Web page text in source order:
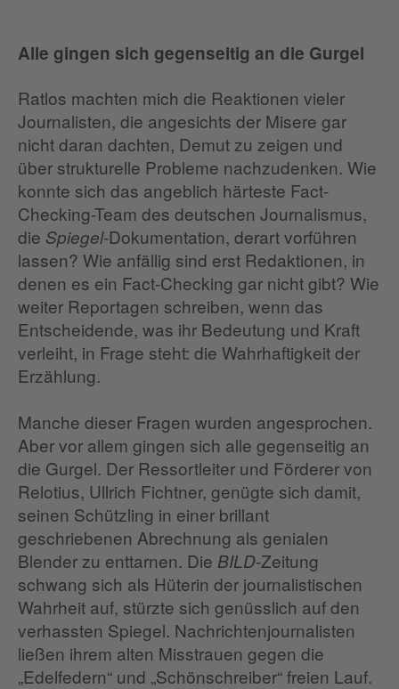
Alle gingen sich gegenseitig an die Gurgel
Ratlos machten mich die Reaktionen vieler
Journalisten, die angesichts der Misere gar
nicht daran dachten, Demut zu zeigen und
über strukturelle Probleme nachzudenken. Wie
konnte sich das angeblich härteste Fact-
Checking-Team des deutschen Journalismus,
die Spiegel-Dokumentation, derart vorführen
lassen? Wie anfällig sind erst Redaktionen, in
denen es ein Fact-Checking gar nicht gibt? Wie
weiter Reportagen schreiben, wenn das
Entscheidende, was ihr Bedeutung und Kraft
verleiht, in Frage steht: die Wahrhaftigkeit der
Erzählung.
Manche dieser Fragen wurden angesprochen.
Aber vor allem gingen sich alle gegenseitig an
die Gurgel. Der Ressortleiter und Förderer von
Relotius, Ullrich Fichtner, genügte sich damit,
seinen Schützling in einer brillant
geschriebenen Abrechnung als genialen
Blender zu enttarnen. Die BILD-Zeitung
schwang sich als Hüterin der journalistischen
Wahrheit auf, stürzte sich genüsslich auf den
verhassten Spiegel. Nachrichtenjournalisten
ließen ihrem alten Misstrauen gegen die
„Edelfedern“ und „Schönschreiber“ freien Lauf.